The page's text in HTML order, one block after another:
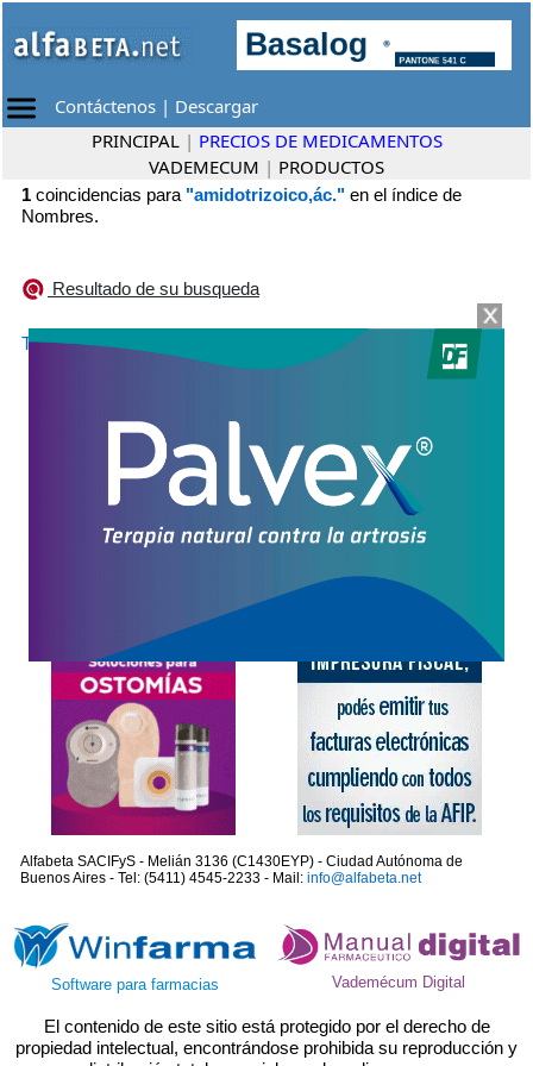
Contáctenos | Descargar
PRINCIPAL | PRECIOS DE MEDICAMENTOS
VADEMECUM | PRODUCTOS
1 coincidencias para "amidotrizoico,ác." en el índice de
Nombres.
Resultado de su busqueda
TRIYOSOM TOMOGRAFICO
Alfabeta SACIFyS - Melián 3136 (C1430EYP) - Ciudad Autónoma de
Buenos Aires - Tel: (5411) 4545-2233 - Mail: info@alfabeta.net
Software para farmacias Vademécum Digital
El contenido de este sitio está protegido por el derecho de
propiedad intelectual, encontrándose prohibida su reproducción y